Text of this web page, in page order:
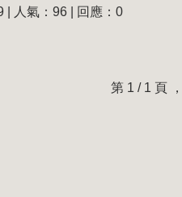
| 人氣：96 | 回應：0
第 1 / 1